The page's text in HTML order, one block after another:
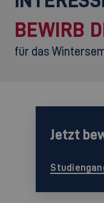
BEWIRB
für das
Jetzt